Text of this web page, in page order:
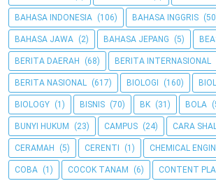
BAHASA INDONESIA (106) BAHASA INGGRIS
BAHASA JAWA (2) BAHASA JEPANG (5)
BERITA DAERAH (68) BERITA INTERNASIONAL
BERITA NASIONAL (617) BIOLOGI (160)
BIOLOGY (1) BISNIS (70) BK (31) BOLA
BUNYI HUKUM (23) CAMPUS (24) CARA
CERAMAH (5) CERENTI (1) CHEMICAL
COBA (1) COCOK TANAM (6) CONTENT